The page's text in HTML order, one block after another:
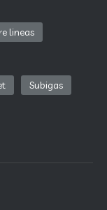
lineas
Subigas